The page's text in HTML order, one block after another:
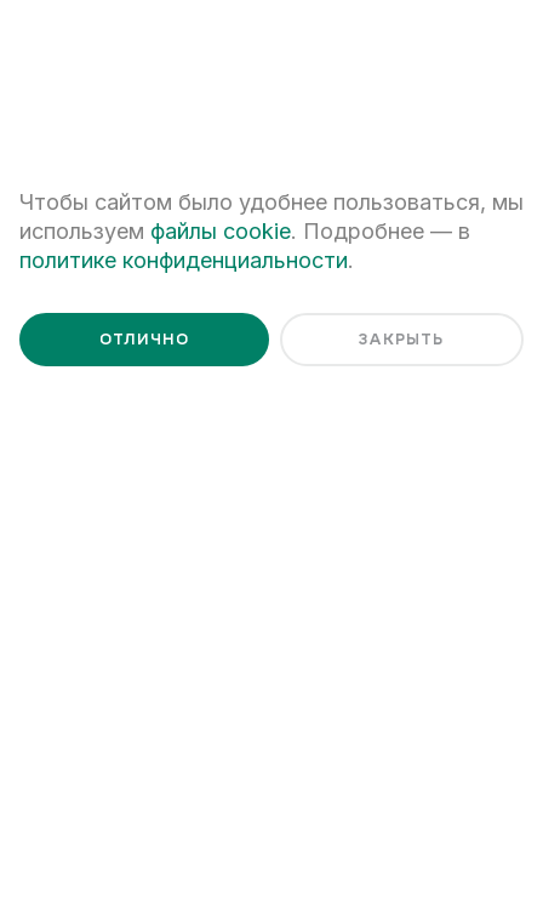
Я ознакомлен с
Политикой обработки персональных данных
Чтобы сайтом было удобнее пользоваться, мы
используем файлы cookie. Подробнее — в
политике конфиденциальности.
ОТЛИЧНО ЗАКРЫТЬ